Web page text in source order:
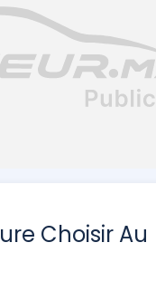
Choisir Au